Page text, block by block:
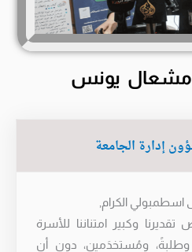
مشعال يونس
إدارة الجامعة
الكرام,
وكبير امتناننا للأسرة
وطلبةً، ومُستخدَمين، دون أن